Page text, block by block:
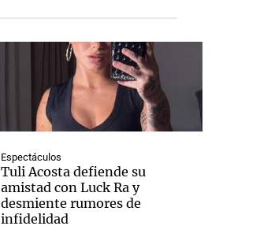
Espectáculos
Tuli Acosta defiende su
amistad con Luck Ra y
desmiente rumores de
infidelidad
Notas